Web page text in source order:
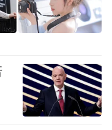
质服务和坚实阵
员雷鸣 张慧萍